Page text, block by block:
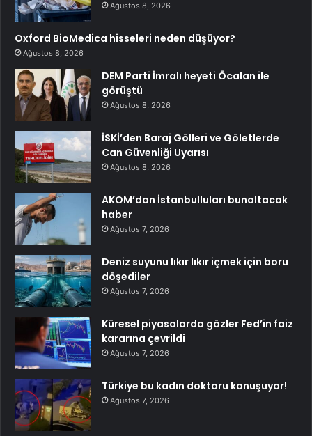
Ağustos 8, 2026
Oxford BioMedica hisseleri neden düşüyor?
Ağustos 8, 2026
DEM Parti İmralı heyeti Öcalan ile
görüştü
Ağustos 8, 2026
İSKİ’den Baraj Gölleri ve Göletlerde
Can Güvenliği Uyarısı
Ağustos 8, 2026
AKOM’dan İstanbulluları bunaltacak
haber
Ağustos 7, 2026
Deniz suyunu lıkır lıkır içmek için boru
döşediler
Ağustos 7, 2026
Küresel piyasalarda gözler Fed’in faiz
kararına çevrildi
Ağustos 7, 2026
Türkiye bu kadın doktoru konuşuyor!
Ağustos 7, 2026